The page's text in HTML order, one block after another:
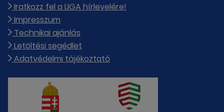
Iratkozz fel a LIGA hírlevelére!
Impresszum
Technikai ajánlás
Letöltési segédlet
Adatvédelmi tájékoztató